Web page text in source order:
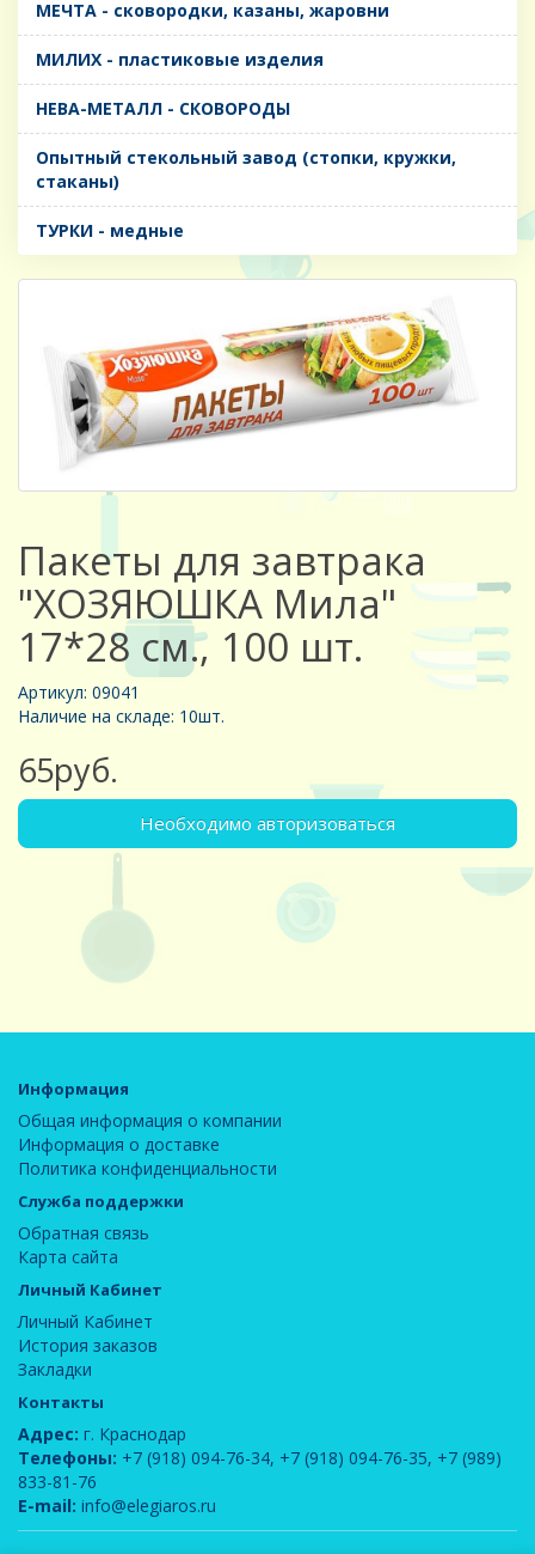
МЕЧТА - сковородки, казаны, жаровни
МИЛИХ - пластиковые изделия
НЕВА-МЕТАЛЛ - СКОВОРОДЫ
Опытный стекольный завод (стопки, кружки,
стаканы)
ТУРКИ - медные
Пакеты для завтрака
"ХОЗЯЮШКА Мила"
17*28 см., 100 шт.
Артикул: 09041
Наличие на складе: 10шт.
65руб.
Необходимо авторизоваться
Информация
Общая информация о компании
Информация о доставке
Политика конфиденциальности
Служба поддержки
Обратная связь
Карта сайта
Личный Кабинет
Личный Кабинет
История заказов
Закладки
Контакты
Адрес: г. Краснодар
Телефоны: +7 (918) 094-76-34, +7 (918) 094-76-35, +7 (989)
833-81-76
E-mail: info@elegiaros.ru